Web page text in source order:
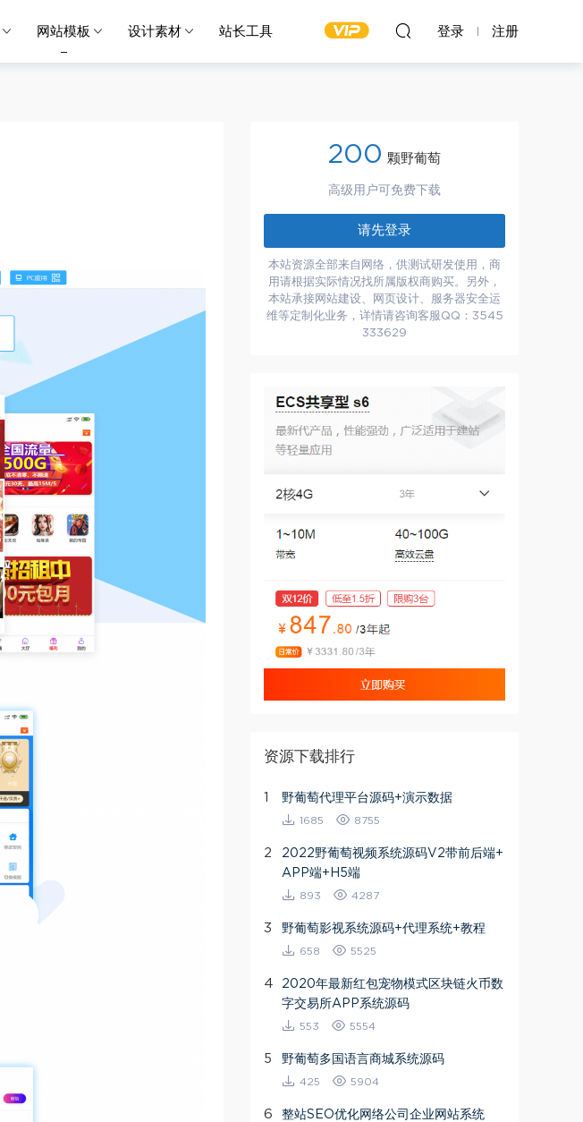
网站模板 设计素材 站长工具 登录 注册
200 颗野葡萄
高级用户可免费下载
请先登录
本站资源全部来自网络，供测试研发使用，商
用请根据实际情况找所属版权商购买。另外，
本站承接网站建设、网页设计、服务器安全运
维等定制化业务，详情请咨询客服QQ：3545
333629
资源下载排行
1 野葡萄代理平台源码+演示数据
1685 8755
2
2022野葡萄视频系统源码V2带前后端+
APP端+H5端
893 4287
3 野葡萄影视系统源码+代理系统+教程
658 5525
4
2020年最新红包宠物模式区块链火币数
字交易所APP系统源码
553 5554
5 野葡萄多国语言商城系统源码
425 5904
6 整站SEO优化网络公司企业网站系统